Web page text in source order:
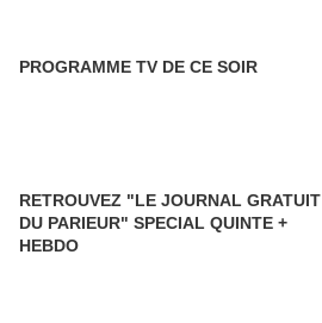
PROGRAMME TV DE CE SOIR
RETROUVEZ "LE JOURNAL GRATUIT
DU PARIEUR" SPECIAL QUINTE +
HEBDO